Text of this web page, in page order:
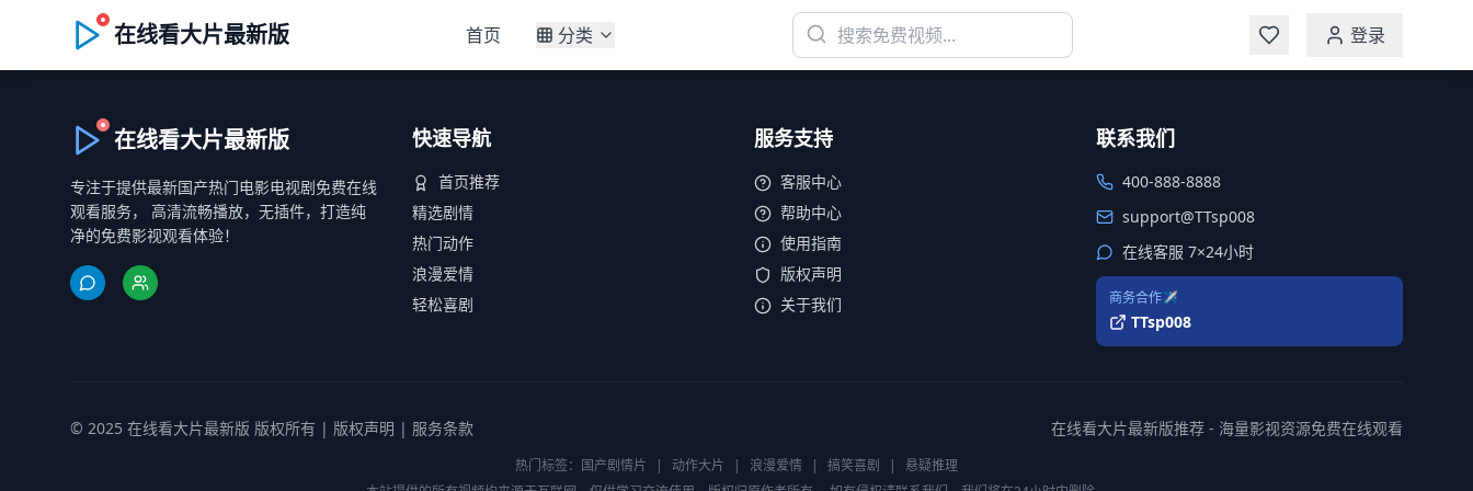
在线看大片最新版 首页 分类 登录
在线看大片最新版
专注于提供最新国产热门电影电视剧免费在线
观看服务， 高清流畅播放，无插件，打造纯
净的免费影视观看体验！
快速导航
首页推荐
精选剧情
热门动作
浪漫爱情
轻松喜剧
服务支持
客服中心
帮助中心
使用指南
版权声明
关于我们
联系我们
400-888-8888
support@TTsp008
在线客服 7×24小时
商务合作✈️
TTsp008
© 2025 在线看大片最新版 版权所有 | 版权声明 | 服务条款 在线看大片最新版推荐 - 海量影视资源免费在线观看
热门标签： 国产剧情片 | 动作大片 | 浪漫爱情 | 搞笑喜剧 |
悬疑推理